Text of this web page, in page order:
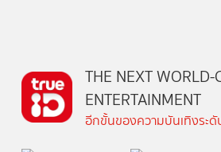
THE NEXT WORLD-
ENTERTAINMENT
อีกขั้นของความบันเทิงระ